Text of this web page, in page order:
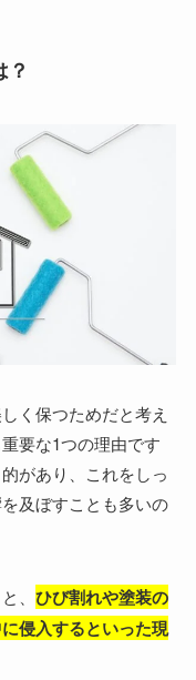
く保つためだと考え
要な1つの理由です
があり、これをしっ
及ぼすことも多いの
、 ひび割れや塗装の
侵入するといった現